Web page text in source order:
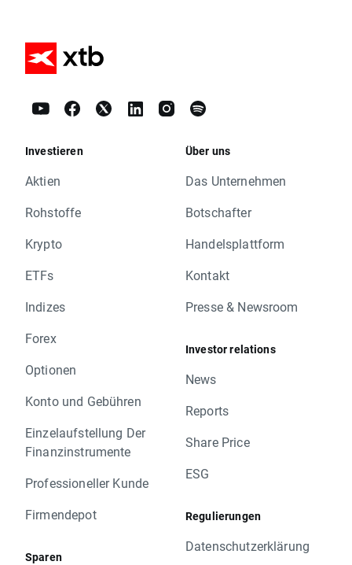
Investieren
Aktien
Rohstoffe
Krypto
ETFs
Indizes
Forex
Optionen
Konto und Gebühren
Einzelaufstellung Der
Finanzinstrumente
Professioneller Kunde
Firmendepot
Sparen
Über uns
Das Unternehmen
Botschafter
Handelsplattform
Kontakt
Presse & Newsroom
Investor relations
News
Reports
Share Price
ESG
Regulierungen
Datenschutzerklärung